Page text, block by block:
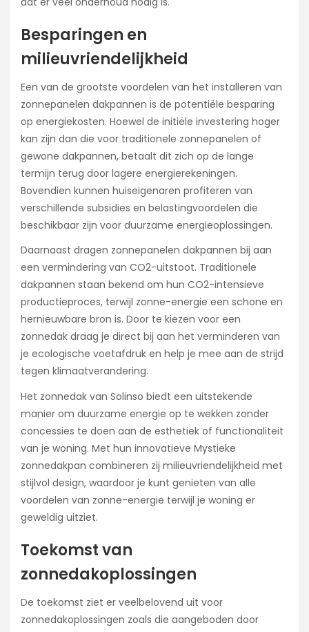
Besparingen en
milieuvriendelijkheid
Een van de grootste voordelen van het installeren van
zonnepanelen dakpannen is de potentiële besparing
op energiekosten. Hoewel de initiële investering hoger
kan zijn dan die voor traditionele zonnepanelen of
gewone dakpannen, betaalt dit zich op de lange
termijn terug door lagere energierekeningen.
Bovendien kunnen huiseigenaren profiteren van
verschillende subsidies en belastingvoordelen die
beschikbaar zijn voor duurzame energieoplossingen.
Daarnaast dragen zonnepanelen dakpannen bij aan
een vermindering van CO2-uitstoot. Traditionele
dakpannen staan bekend om hun CO2-intensieve
productieproces, terwijl zonne-energie een schone en
hernieuwbare bron is. Door te kiezen voor een
zonnedak draag je direct bij aan het verminderen van
je ecologische voetafdruk en help je mee aan de strijd
tegen klimaatverandering.
Het zonnedak van Solinso biedt een uitstekende
manier om duurzame energie op te wekken zonder
concessies te doen aan de esthetiek of functionaliteit
van je woning. Met hun innovatieve Mystieke
zonnedakpan combineren zij milieuvriendelijkheid met
stijlvol design, waardoor je kunt genieten van alle
voordelen van zonne-energie terwijl je woning er
geweldig uitziet.
Toekomst van
zonnedakoplossingen
De toekomst ziet er veelbelovend uit voor
zonnedakoplossingen zoals die aangeboden door